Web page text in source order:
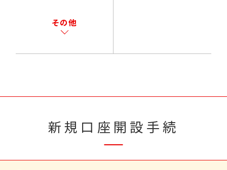
その他
新規口座開設手続